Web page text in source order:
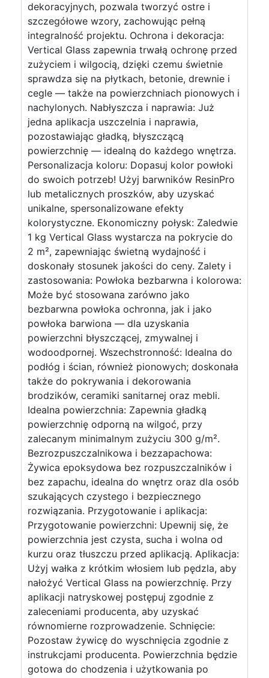
dekoracyjnych, pozwala tworzyć ostre i
szczegółowe wzory, zachowując pełną
integralność projektu. Ochrona i dekoracja:
Vertical Glass zapewnia trwałą ochronę przed
zużyciem i wilgocią, dzięki czemu świetnie
sprawdza się na płytkach, betonie, drewnie i
cegle — także na powierzchniach pionowych i
nachylonych. Nabłyszcza i naprawia: Już
jedna aplikacja uszczelnia i naprawia,
pozostawiając gładką, błyszczącą
powierzchnię — idealną do każdego wnętrza.
Personalizacja koloru: Dopasuj kolor powłoki
do swoich potrzeb! Użyj barwników ResinPro
lub metalicznych proszków, aby uzyskać
unikalne, spersonalizowane efekty
kolorystyczne. Ekonomiczny połysk: Zaledwie
1 kg Vertical Glass wystarcza na pokrycie do
2 m², zapewniając świetną wydajność i
doskonały stosunek jakości do ceny. Zalety i
zastosowania: Powłoka bezbarwna i kolorowa:
Może być stosowana zarówno jako
bezbarwna powłoka ochronna, jak i jako
powłoka barwiona — dla uzyskania
powierzchni błyszczącej, zmywalnej i
wodoodpornej. Wszechstronność: Idealna do
podłóg i ścian, również pionowych; doskonała
także do pokrywania i dekorowania
brodzików, ceramiki sanitarnej oraz mebli.
Idealna powierzchnia: Zapewnia gładką
powierzchnię odporną na wilgoć, przy
zalecanym minimalnym zużyciu 300 g/m².
Bezrozpuszczalnikowa i bezzapachowa:
Żywica epoksydowa bez rozpuszczalników i
bez zapachu, idealna do wnętrz oraz dla osób
szukających czystego i bezpiecznego
rozwiązania. Przygotowanie i aplikacja:
Przygotowanie powierzchni: Upewnij się, że
powierzchnia jest czysta, sucha i wolna od
kurzu oraz tłuszczu przed aplikacją. Aplikacja:
Użyj wałka z krótkim włosiem lub pędzla, aby
nałożyć Vertical Glass na powierzchnię. Przy
aplikacji natryskowej postępuj zgodnie z
zaleceniami producenta, aby uzyskać
równomierne rozprowadzenie. Schnięcie:
Pozostaw żywicę do wyschnięcia zgodnie z
instrukcjami producenta. Powierzchnia będzie
gotowa do chodzenia i użytkowania po